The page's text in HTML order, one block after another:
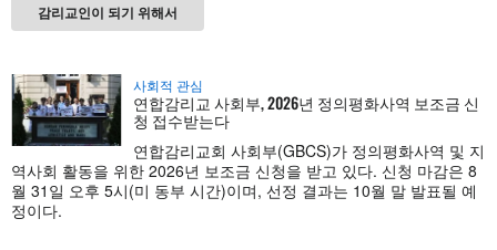
감리교인이 되기 위해서
사회적 관심
연합감리교 사회부, 2026년 정의평화사역 보조금 신
청 접수받는다
연합감리교회 사회부(GBCS)가 정의평화사역 및 지
역사회 활동을 위한 2026년 보조금 신청을 받고 있다. 신청 마감은 8
월 31일 오후 5시(미 동부 시간)이며, 선정 결과는 10월 말 발표될 예
정이다.